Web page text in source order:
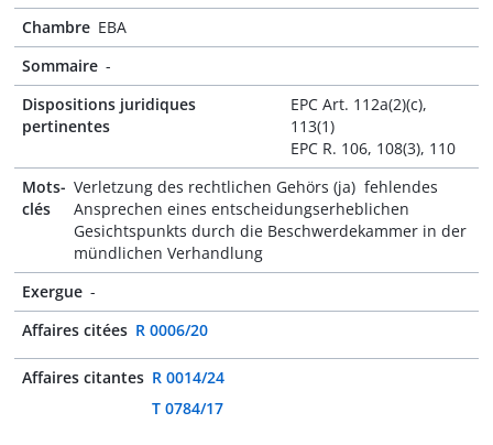
Chambre EBA
Sommaire -
Dispositions juridiques
pertinentes
EPC Art. 112a(2)(c),
113(1)
EPC R. 106, 108(3), 110
Mots-
clés
Verletzung des rechtlichen Gehörs (ja)  fehlendes
Ansprechen eines entscheidungserheblichen
Gesichtspunkts durch die Beschwerdekammer in der
mündlichen Verhandlung
Exergue -
Affaires citées R 0006/20
Affaires citantes R 0014/24
T 0784/17